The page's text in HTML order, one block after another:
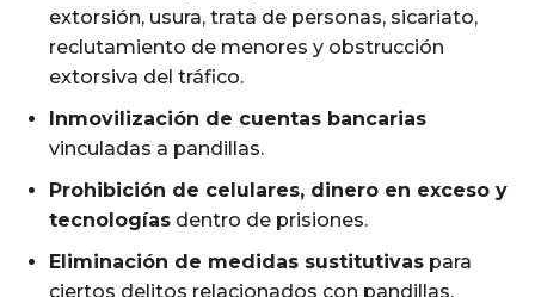
extorsión, usura, trata de personas, sicariato,
reclutamiento de menores y obstrucción
extorsiva del tráfico.
Inmovilización de cuentas bancarias
vinculadas a pandillas.
Prohibición de celulares, dinero en exceso y
tecnologías dentro de prisiones.
Eliminación de medidas sustitutivas para
ciertos delitos relacionados con pandillas.